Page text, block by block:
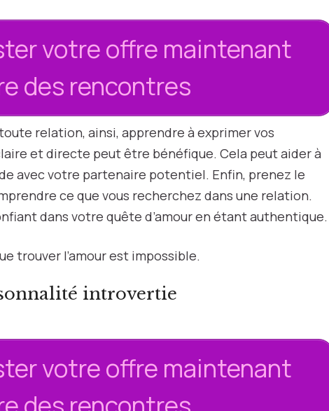
votre offre maintenant
des rencontres
relation, ainsi, apprendre à exprimer vos
et directe peut être bénéfique. Cela peut aider à
avec votre partenaire potentiel. Enfin, prenez le
ce que vous recherchez dans une relation.
dans votre quête d’amour en étant authentique.
trouver l’amour est impossible.
introvertie
votre offre maintenant